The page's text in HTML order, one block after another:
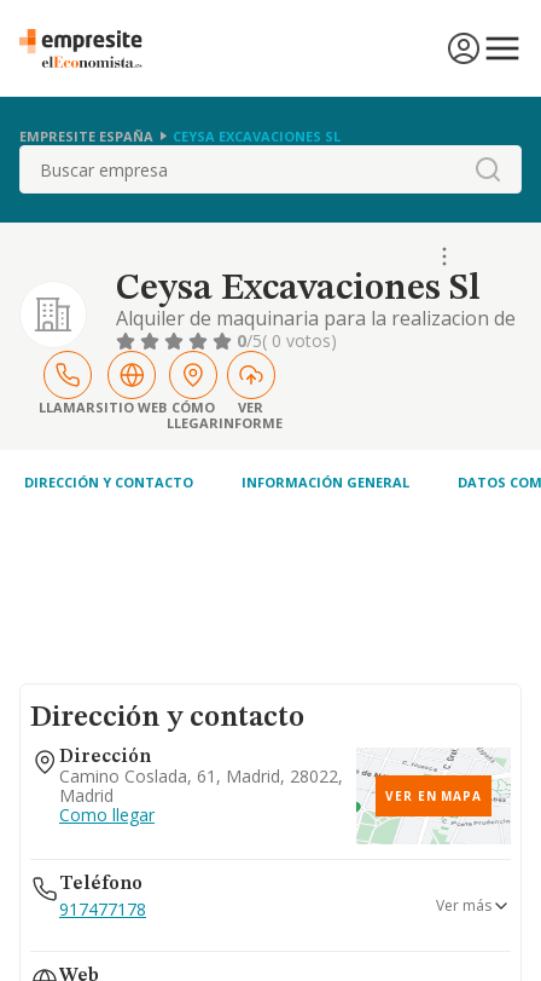
EMPRESITE ESPAÑA CEYSA EXCAVACIONES SL
Buscar
Ceysa Excavaciones Sl
Alquiler de maquinaria para la realizacion de
obras y construcciones de caracter civil la
realizacion de excavaciones, movimientos de
tierras y extracciones de aridos.
0/5( 0 votos)
LLAMARSITIO WEB CÓMO
LLEGAR
VER
INFORME
DIRECCIÓN Y CONTACTO INFORMACIÓN GENERAL DATOS
Dirección y contacto
Dirección
Camino Coslada, 61, Madrid, 28022,
Madrid
Como llegar
VER EN MAPA
Teléfono
917477178
917476379
Ver más
Web